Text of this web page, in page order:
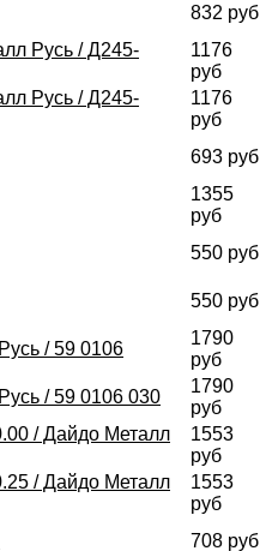
832 руб
Русь / Д245-
1176
руб
Русь / Д245-
1176
руб
693 руб
1355
руб
550 руб
550 руб
/ 59 0106
1790
руб
/ 59 0106 030
1790
руб
/ Дайдо Металл
1553
руб
/ Дайдо Металл
1553
руб
708 руб